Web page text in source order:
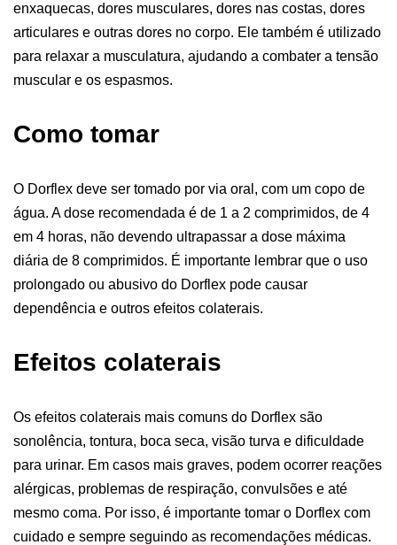
enxaquecas, dores musculares, dores nas costas, dores
articulares e outras dores no corpo. Ele também é utilizado
para relaxar a musculatura, ajudando a combater a tensão
muscular e os espasmos.
Como tomar
O Dorflex deve ser tomado por via oral, com um copo de
água. A dose recomendada é de 1 a 2 comprimidos, de 4
em 4 horas, não devendo ultrapassar a dose máxima
diária de 8 comprimidos. É importante lembrar que o uso
prolongado ou abusivo do Dorflex pode causar
dependência e outros efeitos colaterais.
Efeitos colaterais
Os efeitos colaterais mais comuns do Dorflex são
sonolência, tontura, boca seca, visão turva e dificuldade
para urinar. Em casos mais graves, podem ocorrer reações
alérgicas, problemas de respiração, convulsões e até
mesmo coma. Por isso, é importante tomar o Dorflex com
cuidado e sempre seguindo as recomendações médicas.